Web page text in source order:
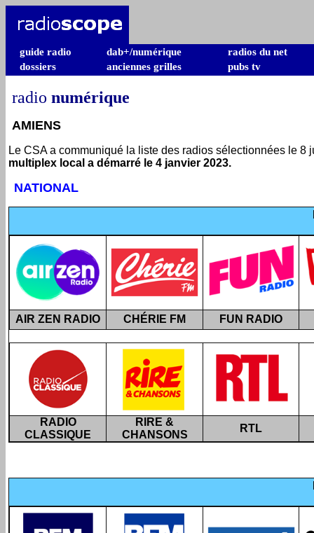
guide radio dab+/numérique
radios du net
dossiers
anciennes grilles pubs tv
radio numérique
AMIENS
Le CSA a communiqué la liste des radios sélectionnées le 8
multiplex local a démarré le 4 janvier 2023.
NATIONAL
AIR ZEN RADIO CHÉRIE FM FUN RADIO
RADIO
CLASSIQUE
RIRE &
CHANSONS
RTL